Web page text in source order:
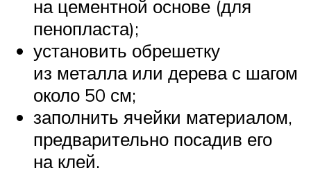
на цементной основе (для
пенопласта);
установить обрешетку
из металла или дерева с шагом
около 50 см;
заполнить ячейки материалом,
предварительно посадив его
на клей.